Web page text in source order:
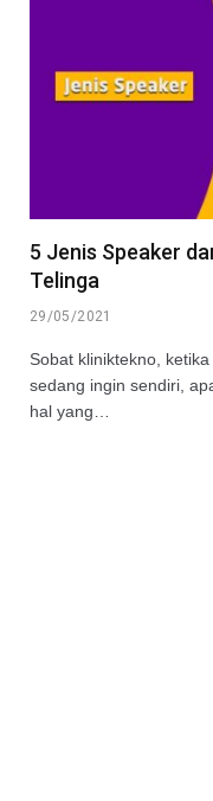
5 Jenis Speaker
Telinga
29/05/2021
Sobat kliniktekno,
sedang ingin sendiri,
hal yang…